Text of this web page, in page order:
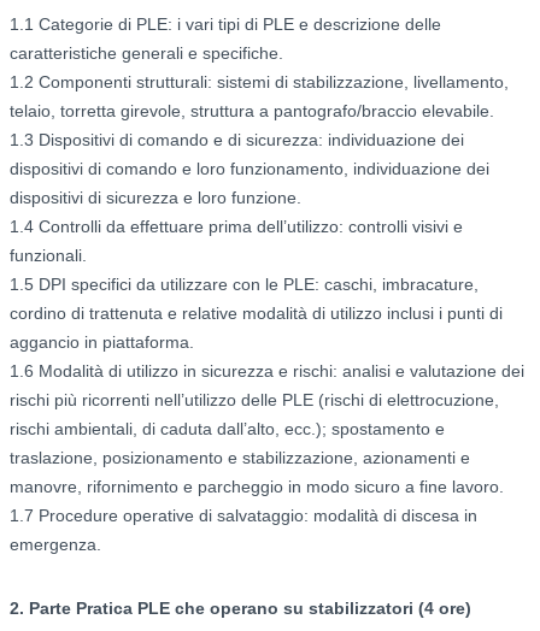
1.1 Categorie di PLE: i vari tipi di PLE e descrizione delle
caratteristiche generali e specifiche.
1.2 Componenti strutturali: sistemi di stabilizzazione, livellamento,
telaio, torretta girevole, struttura a pantografo/braccio elevabile.
1.3 Dispositivi di comando e di sicurezza: individuazione dei
dispositivi di comando e loro funzionamento, individuazione dei
dispositivi di sicurezza e loro funzione.
1.4 Controlli da effettuare prima dell’utilizzo: controlli visivi e
funzionali.
1.5 DPI specifici da utilizzare con le PLE: caschi, imbracature,
cordino di trattenuta e relative modalità di utilizzo inclusi i punti di
aggancio in piattaforma.
1.6 Modalità di utilizzo in sicurezza e rischi: analisi e valutazione dei
rischi più ricorrenti nell’utilizzo delle PLE (rischi di elettrocuzione,
rischi ambientali, di caduta dall’alto, ecc.); spostamento e
traslazione, posizionamento e stabilizzazione, azionamenti e
manovre, rifornimento e parcheggio in modo sicuro a fine lavoro.
1.7 Procedure operative di salvataggio: modalità di discesa in
emergenza.
2. Parte Pratica PLE che operano su stabilizzatori (4 ore)